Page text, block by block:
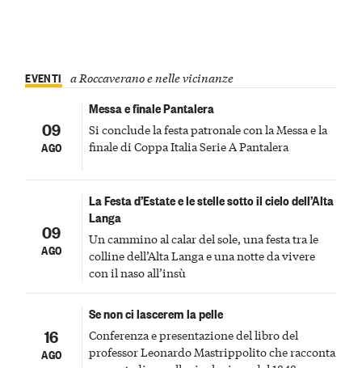
EVENTI a Roccaverano e nelle vicinanze
09
AGO
Messa e finale Pantalera
Si conclude la festa patronale con la Messa e la
finale di Coppa Italia Serie A Pantalera
09
AGO
La Festa d’Estate e le stelle sotto il cielo dell’Alta
Langa
Un cammino al calar del sole, una festa tra le
colline dell’Alta Langa e una notte da vivere
con il naso all’insù
16
AGO
Se non ci lascerem la pelle
Conferenza e presentazione del libro del
professor Leonardo Mastrippolito che racconta